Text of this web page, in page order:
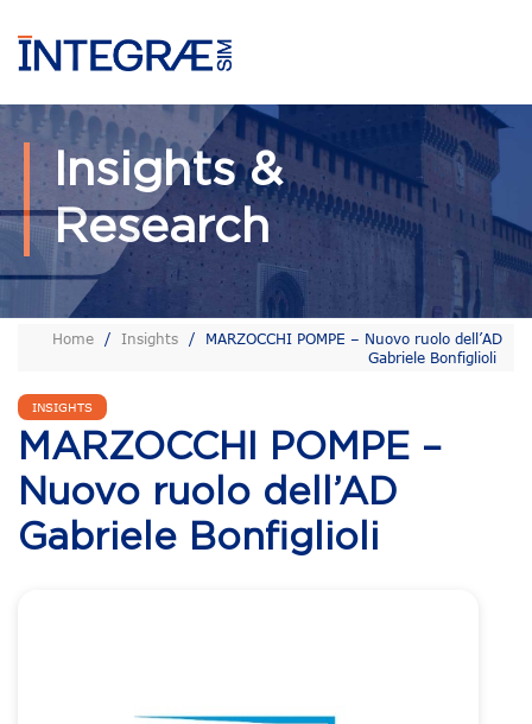
Insights &
Research
Home / Insights /
MARZOCCHI POMPE – Nuovo ruolo dell’AD
Gabriele Bonfiglioli
INSIGHTS
MARZOCCHI POMPE –
Nuovo ruolo dell’AD
Gabriele Bonfiglioli